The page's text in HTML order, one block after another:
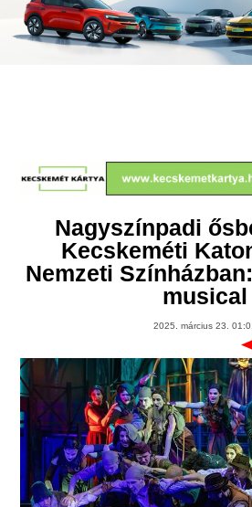
Nagyszínpadi
Kecskeméti
Nemzeti
musical
2025. március 23.